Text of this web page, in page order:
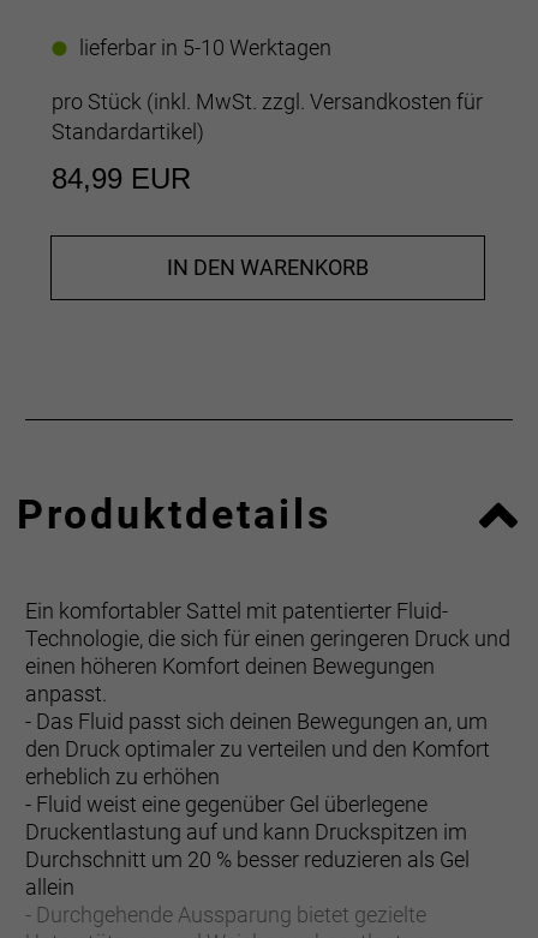
lieferbar in 5-10 Werktagen
pro Stück (inkl. MwSt. zzgl. Versandkosten für
Standardartikel)
84,99 EUR
IN DEN WARENKORB
Produktdetails
Ein komfortabler Sattel mit patentierter Fluid-
Technologie, die sich für einen geringeren Druck und
einen höheren Komfort deinen Bewegungen
anpasst.
- Das Fluid passt sich deinen Bewegungen an, um
den Druck optimaler zu verteilen und den Komfort
erheblich zu erhöhen
- Fluid weist eine gegenüber Gel überlegene
Druckentlastung auf und kann Druckspitzen im
Durchschnitt um 20 % besser reduzieren als Gel
allein
- Durchgehende Aussparung bietet gezielte